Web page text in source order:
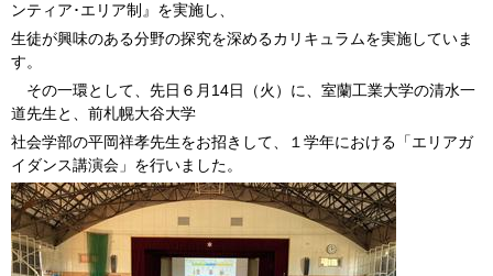
ンティア･エリア制』を実施し、
生徒が興味のある分野の探究を深めるカリキュラムを実施していま
す。
その一環として、先日６月14日（火）に、室蘭工業大学の清水一
道先生と、前札幌大谷大学
社会学部の平岡祥孝先生をお招きして、１学年における「エリアガ
イダンス講演会」を行いました。